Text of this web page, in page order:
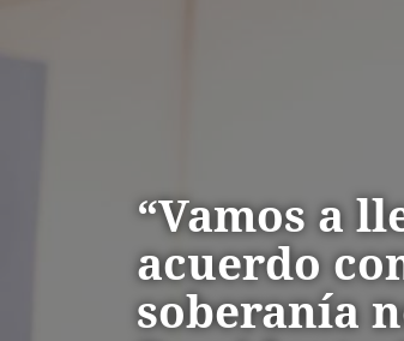
“Vamos a
acuerdo
soberanía